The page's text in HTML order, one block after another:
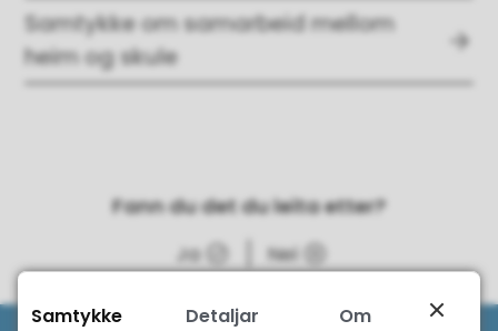
Samtykke om samarbeid mellom
heim og skule
Fann du det du leita etter?
Ja
Nei
Til
Samtykke Detaljar
Om